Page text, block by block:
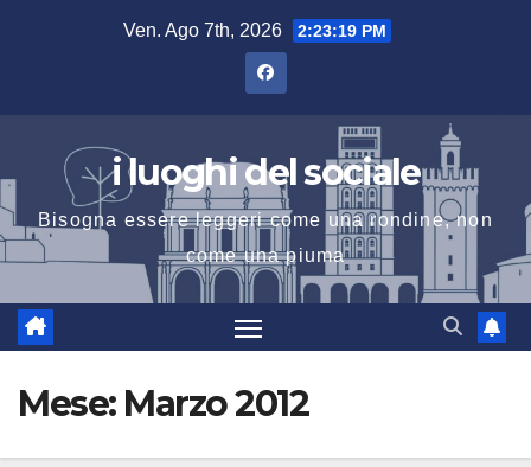
Ven. Ago 7th, 2026 2:23:20 PM
i luoghi del sociale
Bisogna essere leggeri come una rondine, non
come una piuma
Mese: Marzo 2012